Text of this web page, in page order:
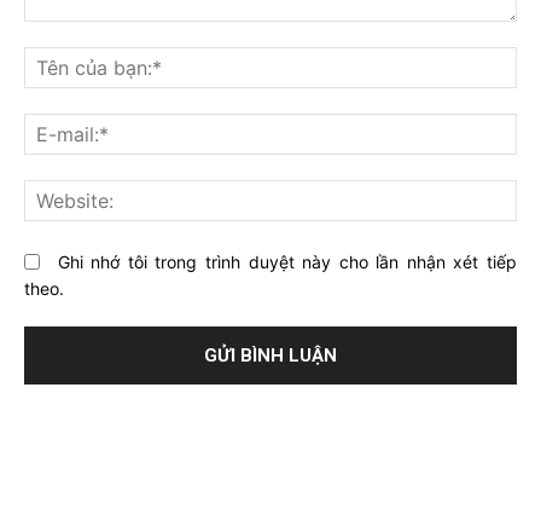
nghĩ
gì
về
bài
viết
này?
Ghi nhớ tôi trong trình duyệt này cho lần nhận xét tiếp
theo.